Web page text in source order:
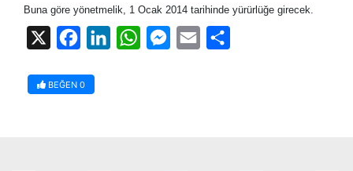
Buna göre yönetmelik, 1 Ocak 2014 tarihinde yürürlüğe girecek.
FacebookLinkedInWhatsAppMessenger
Email
BEĞEN 0